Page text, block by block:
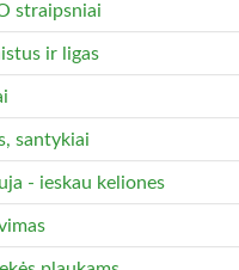
straipsniai
ir ligas
santykiai
- ieskau keliones